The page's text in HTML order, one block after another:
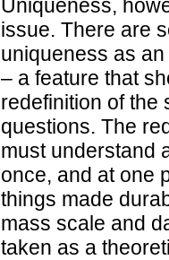
Uniqueness,
issue. There are
uniqueness as
– a feature that
redefinition of the
questions. The
must understand
once, and at one
things made
mass scale and
taken as a